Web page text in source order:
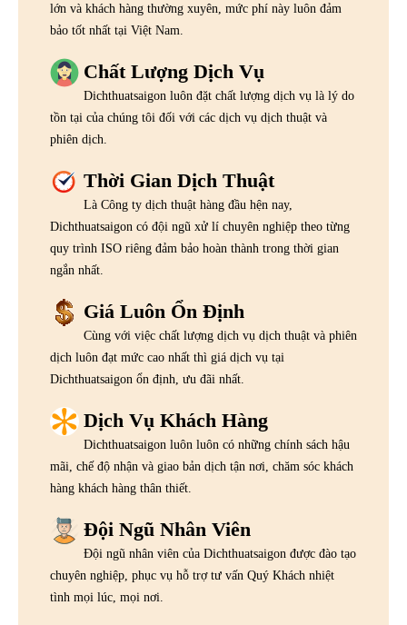
lớn và khách hàng thường xuyên, mức phí này luôn đảm
bảo tốt nhất tại Việt Nam.
Chất Lượng Dịch Vụ
Dichthuatsaigon luôn đặt chất lượng dịch vụ là lý do
tồn tại của chúng tôi đối với các dịch vụ dịch thuật và
phiên dịch.
Thời Gian Dịch Thuật
Là Công ty dịch thuật hàng đầu hện nay,
Dichthuatsaigon có đội ngũ xử lí chuyên nghiệp theo từng
quy trình ISO riêng đảm bảo hoàn thành trong thời gian
ngắn nhất.
Giá Luôn Ổn Định
Cùng với việc chất lượng dịch vụ dịch thuật và phiên
dịch luôn đạt mức cao nhất thì giá dịch vụ tại
Dichthuatsaigon ổn định, ưu đãi nhất.
Dịch Vụ Khách Hàng
Dichthuatsaigon luôn luôn có những chính sách hậu
mãi, chế độ nhận và giao bản dịch tận nơi, chăm sóc khách
hàng khách hàng thân thiết.
Đội Ngũ Nhân Viên
Đội ngũ nhân viên của Dichthuatsaigon được đào tạo
chuyên nghiệp, phục vụ hỗ trợ tư vấn Quý Khách nhiệt
tình mọi lúc, mọi nơi.